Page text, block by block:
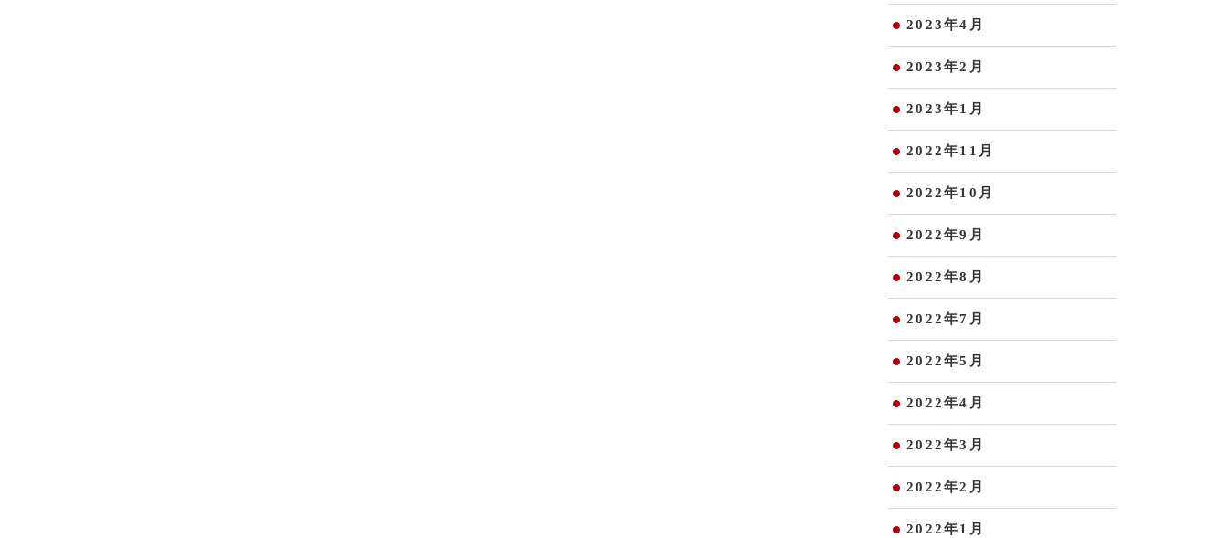
2023年4月
2023年2月
2023年1月
2022年11月
2022年10月
2022年9月
2022年8月
2022年7月
2022年5月
2022年4月
2022年3月
2022年2月
2022年1月